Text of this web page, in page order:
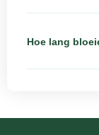
Hoe lang